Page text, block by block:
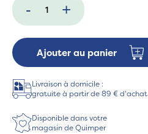
- +
Ajouter au panier
Livraison à domicile :
gratuite à partir de 89 € d'achat
Disponible dans votre
magasin de Quimper